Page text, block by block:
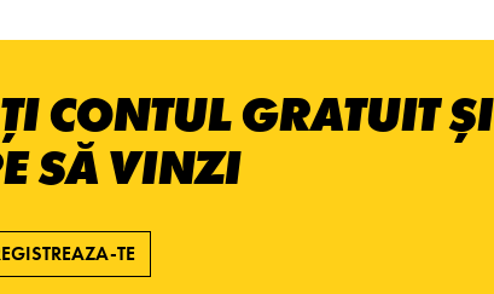
CONTUL GRATUIT ȘI
SĂ VINZI
TE